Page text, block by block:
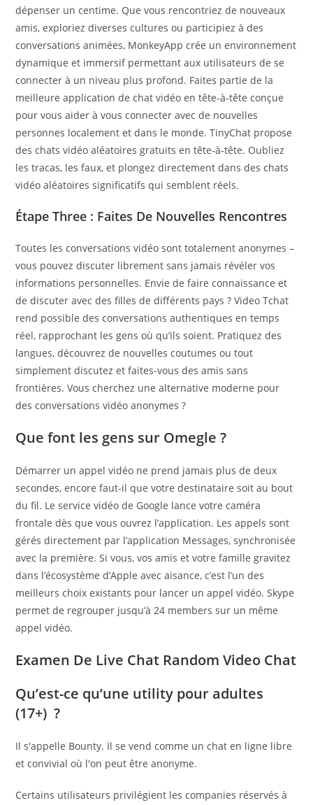
dépenser un centime. Que vous rencontriez de nouveaux
amis, exploriez diverses cultures ou participiez à des
conversations animées, MonkeyApp crée un environnement
dynamique et immersif permettant aux utilisateurs de se
connecter à un niveau plus profond. Faites partie de la
meilleure application de chat vidéo en tête-à-tête conçue
pour vous aider à vous connecter avec de nouvelles
personnes localement et dans le monde. TinyChat propose
des chats vidéo aléatoires gratuits en tête-à-tête. Oubliez
les tracas, les faux, et plongez directement dans des chats
vidéo aléatoires significatifs qui semblent réels.
Étape Three : Faites De Nouvelles Rencontres
Toutes les conversations vidéo sont totalement anonymes –
vous pouvez discuter librement sans jamais révéler vos
informations personnelles. Envie de faire connaissance et
de discuter avec des filles de différents pays ? Video Tchat
rend possible des conversations authentiques en temps
réel, rapprochant les gens où qu’ils soient. Pratiquez des
langues, découvrez de nouvelles coutumes ou tout
simplement discutez et faites-vous des amis sans
frontières. Vous cherchez une alternative moderne pour
des conversations vidéo anonymes ?
Que font les gens sur Omegle ?
Démarrer un appel vidéo ne prend jamais plus de deux
secondes, encore faut-il que votre destinataire soit au bout
du fil. Le service vidéo de Google lance votre caméra
frontale dès que vous ouvrez l’application. Les appels sont
gérés directement par l’application Messages, synchronisée
avec la première. Si vous, vos amis et votre famille gravitez
dans l’écosystème d’Apple avec aisance, c’est l’un des
meilleurs choix existants pour lancer un appel vidéo. Skype
permet de regrouper jusqu’à 24 members sur un même
appel vidéo.
Examen De Live Chat Random Video Chat
Qu’est-ce qu’une utility pour adultes
(17+) ?
Il s'appelle Bounty. Il se vend comme un chat en ligne libre
et convivial où l'on peut être anonyme.
Certains utilisateurs privilégient les companies réservés à